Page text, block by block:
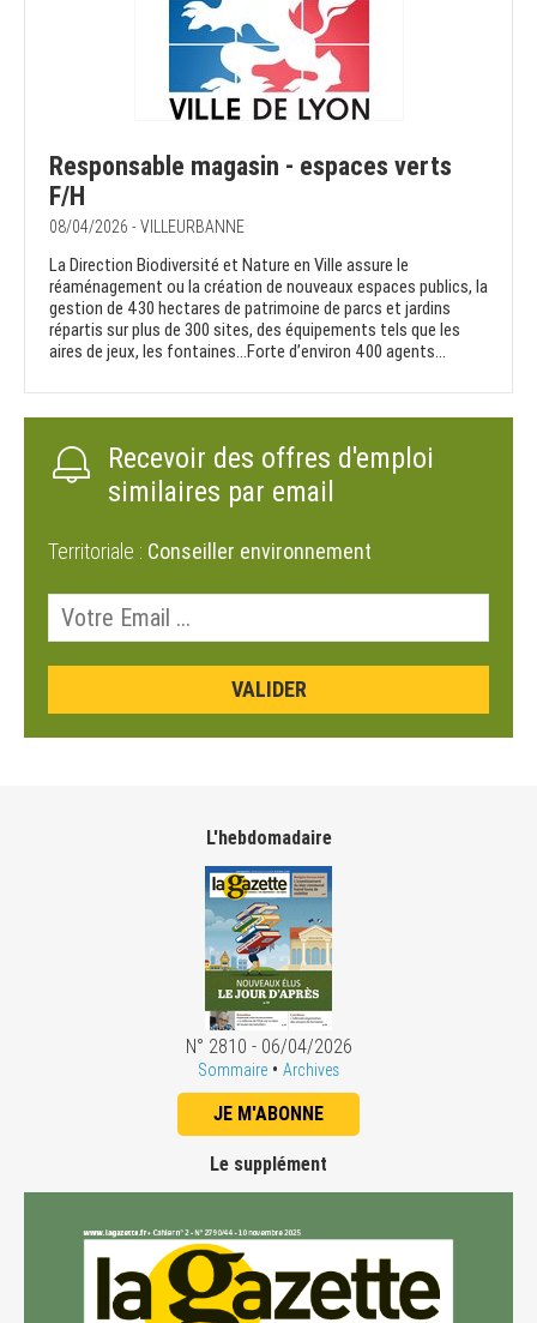
Responsable magasin - espaces verts
F/H
08/04/2026 - VILLEURBANNE
La Direction Biodiversité et Nature en Ville assure le
réaménagement ou la création de nouveaux espaces publics, la
gestion de 430 hectares de patrimoine de parcs et jardins
répartis sur plus de 300 sites, des équipements tels que les
aires de jeux, les fontaines…Forte d’environ 400 agents...
Recevoir des offres d'emploi
similaires par email
Territoriale : Conseiller environnement
L'hebdomadaire
N° 2810 - 06/04/2026
Sommaire • Archives
JE M'ABONNE
Le supplément